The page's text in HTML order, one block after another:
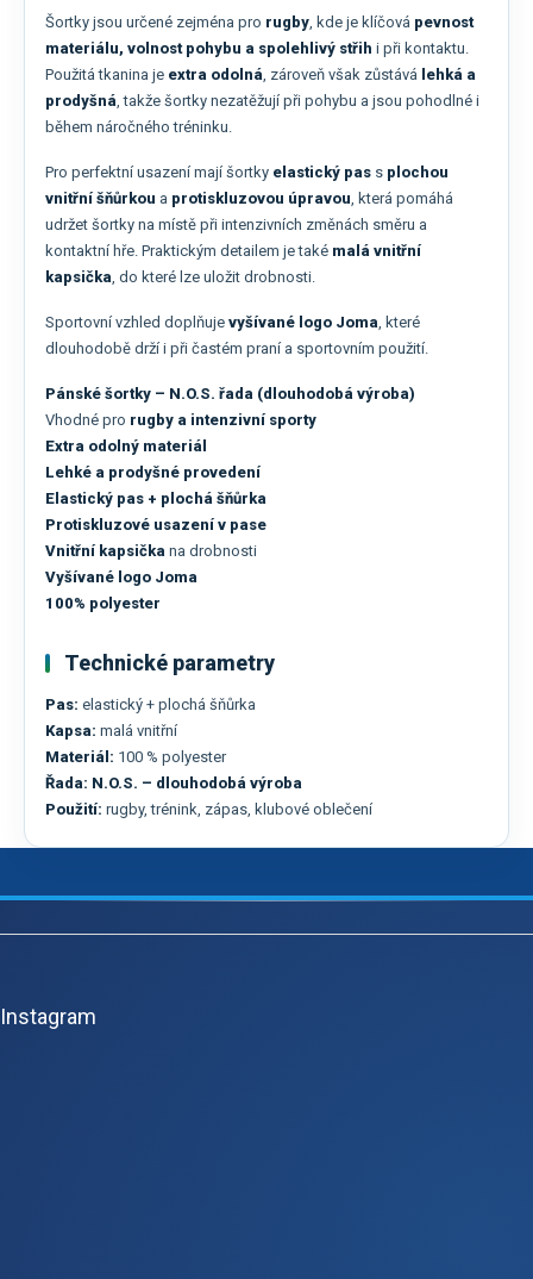
Šortky jsou určené zejména pro rugby , kde je klíčová pevnost
materiálu, volnost pohybu a spolehlivý střih i při kontaktu.
Použitá tkanina je extra odolná , zároveň však zůstává lehká a
prodyšná , takže šortky nezatěžují při pohybu a jsou pohodlné i
během náročného tréninku.
Pro perfektní usazení mají šortky elastický pas s plochou
vnitřní šňůrkou a protiskluzovou úpravou , která pomáhá
udržet šortky na místě při intenzivních změnách směru a
kontaktní hře. Praktickým detailem je také malá vnitřní
kapsička , do které lze uložit drobnosti.
Sportovní vzhled doplňuje vyšívané logo Joma , které
dlouhodobě drží i při častém praní a sportovním použití.
Pánské šortky – N.O.S. řada (dlouhodobá výroba)
Vhodné pro rugby a intenzivní sporty
Extra odolný materiál
Lehké a prodyšné provedení
Elastický pas + plochá šňůrka
Protiskluzové usazení v pase
Vnitřní kapsička na drobnosti
Vyšívané logo Joma
100% polyester
Technické parametry
Pas: elastický + plochá šňůrka
Kapsa: malá vnitřní
Materiál: 100 % polyester
Řada: N.O.S. – dlouhodobá výroba
Použití: rugby, trénink, zápas, klubové oblečení
Z
Instagram